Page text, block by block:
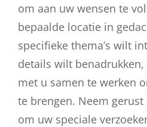
om aan uw wensen te
bepaalde locatie in
specifieke thema’s wilt
details wilt
met u samen te werken
te brengen. Neem
om uw speciale